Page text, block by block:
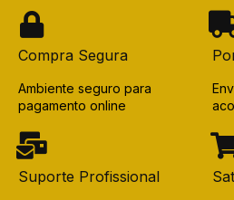
Compra Segura
Ambiente seguro para
pagamento online
Suporte Profissional